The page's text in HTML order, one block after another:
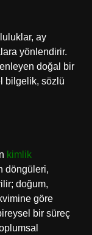
ay
yönlendirir.
doğal bir
bilgelik, sözlü
kimlik
döngüleri,
doğum,
göre
bir süreç